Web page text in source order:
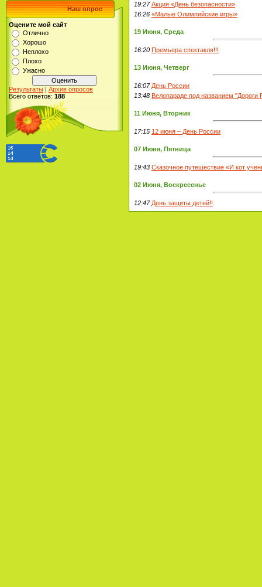
Наш опрос
Оцените мой сайт
Отлично
Хорошо
Неплохо
Плохо
Ужасно
Результаты | Архив опросов
Всего ответов: 188
19:27 Акция «День безопасности»
16:26 «Малые Олимпийские игры»
19 Июня, Среда
16:20 Премьера спектакля!!!
13 Июня, Четверг
16:07 День России
13:48 Велопараде под названием
11 Июня, Вторник
17:15 12 июня – День России
07 Июня, Пятница
19:43 Сказочное путешествие «И кот
02 Июня, Воскресенье
12:47 День защиты детей!!